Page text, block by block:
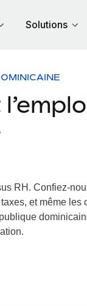
Solutions
RH. Confiez-
et même les